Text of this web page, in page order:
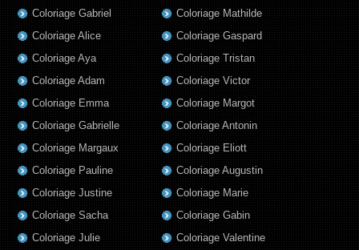
Coloriage Gabriel
Coloriage Alice
Coloriage Aya
Coloriage Adam
Coloriage Emma
Coloriage Gabrielle
Coloriage Mathilde
Coloriage Gaspard
Coloriage Tristan
Coloriage Victor
Coloriage Margot
Coloriage Antonin
Coloriage Margaux
Coloriage Pauline
Coloriage Justine
Coloriage Sacha
Coloriage Julie
Coloriage Eliott
Coloriage Augustin
Coloriage Marie
Coloriage Gabin
Coloriage Valentine